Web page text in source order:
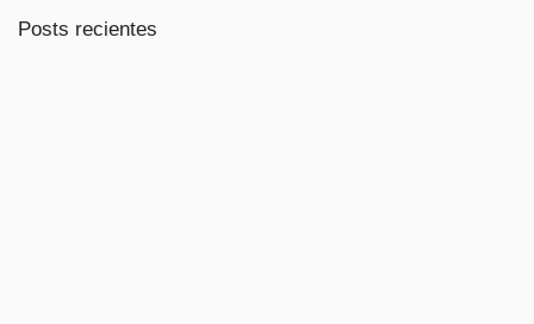
Posts recientes